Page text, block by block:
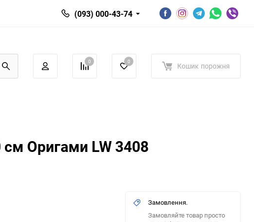
(093) 000-43-74
0 0 Кошик порожня
Оригами LW 3408
Замовлення.
Замовляйте товар просто